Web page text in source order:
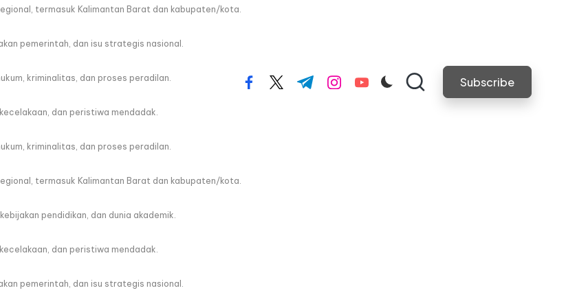
termasuk Kalimantan Barat dan kabupaten/kota.
pemerintah, dan isu strategis nasional.
kriminalitas, dan proses peradilan.
dan peristiwa mendadak.
kriminalitas, dan proses peradilan.
termasuk Kalimantan Barat dan kabupaten/kota.
pendidikan, dan dunia akademik.
dan peristiwa mendadak.
pemerintah, dan isu strategis nasional.
facebook.com
twitter.com
t.me instagram.com
youtube.com Subscribe